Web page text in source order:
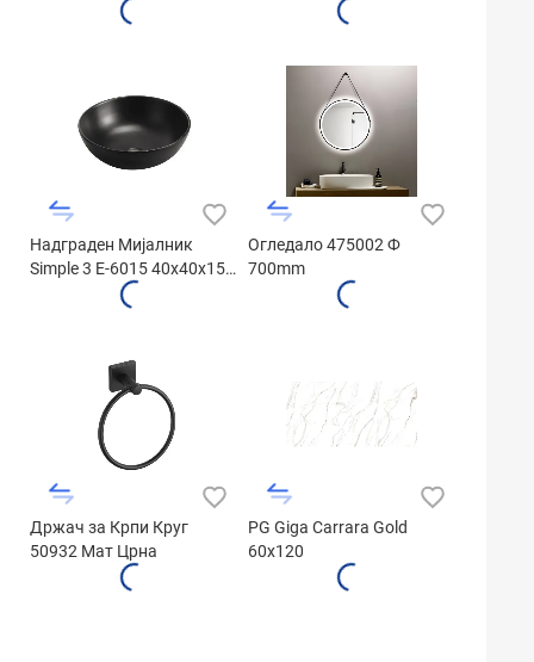
HB1442533BF
Надграден Мијалник
Simple 3 E-6015 40x40x15
Огледалo 475002 Ф
700mm
Држач за Крпи Круг
50932 Мат Црна
PG Giga Carrara Gold
60x120